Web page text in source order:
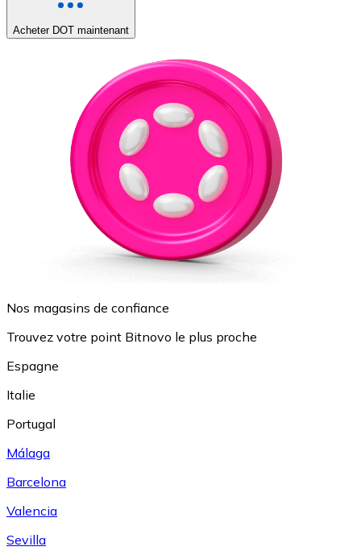
Acheter DOT maintenant
Nos magasins de confiance
Trouvez votre point Bitnovo le plus proche
Espagne
Italie
Portugal
Málaga
Barcelona
Valencia
Sevilla